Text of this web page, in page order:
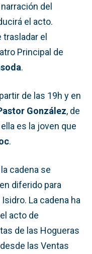
del
el acto.
trasladar el
Principal de
.
de las 19h y en
González, de
es la joven que
.
cadena se
diferido para
La cadena ha
acto de
de las Hogueras
las Ventas